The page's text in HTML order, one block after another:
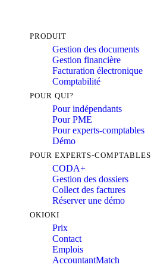
PRODUIT
Gestion des documents
Gestion financière
Facturation électronique
Comptabilité
POUR QUI?
Pour indépendants
Pour PME
Pour experts-comptables
Démo
POUR EXPERTS-COMPTABLES
CODA+
Gestion des dossiers
Collect des factures
Réserver une démo
OKIOKI
Prix
Contact
Emplois
AccountantMatch